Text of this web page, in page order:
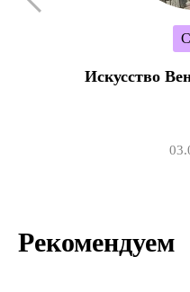
Искусство
Рекомендуем